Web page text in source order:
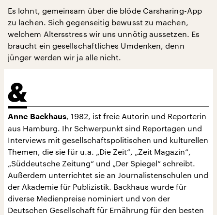
Es lohnt, gemeinsam über die blöde Carsharing-App
zu lachen. Sich gegenseitig bewusst zu machen,
welchem Altersstress wir uns unnötig aussetzen. Es
braucht ein gesellschaftliches Umdenken, denn
jünger werden wir ja alle nicht.
Anne Backhaus, 1982, ist freie Autorin und Reporterin
aus Hamburg. Ihr Schwerpunkt sind Reportagen und
Interviews mit gesellschaftspolitischen und kulturellen
Themen, die sie für u.a. „Die Zeit“, „Zeit Magazin“,
„Süddeutsche Zeitung“ und „Der Spiegel“ schreibt.
Außerdem unterrichtet sie an Journalistenschulen und
der Akademie für Publizistik. Backhaus wurde für
diverse Medienpreise nominiert und von der
Deutschen Gesellschaft für Ernährung für den besten